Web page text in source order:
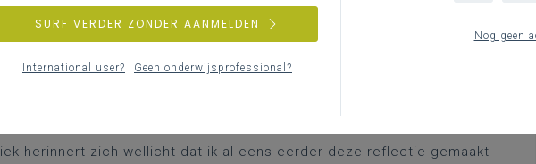
decreet Leersteun, de rol van de CLB’s enz.… niet langer
Onderwijs en intussen waren de CLB-cijfers die de aanleiding vormden
in het lang en het breed becommentarieerd in de media de voorbije
extra rondje draaien in de plenaire vergadering van het Vlaams
herinnert zich wellicht dat ik al eens eerder deze reflectie gemaakt
Nog geen
SURF VERDER ZONDER AANMELDEN
International user? Geen onderwijsprofessional?